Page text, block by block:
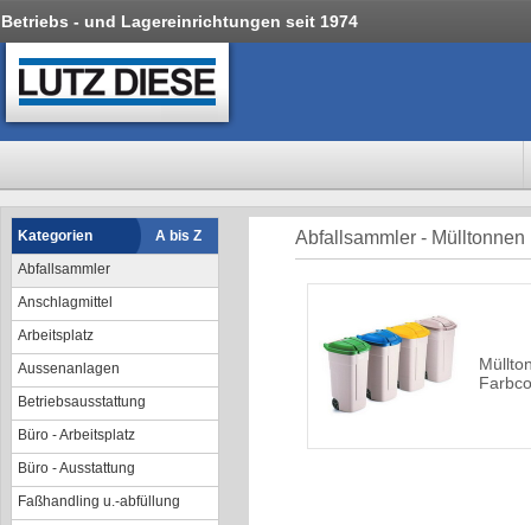
Betriebs - und Lagereinrichtungen seit 1974
Kategorien
A bis Z
Abfallsammler
Anschlagmittel
Arbeitsplatz
Aussenanlagen
Betriebsausstattung
Büro - Arbeitsplatz
Büro - Ausstattung
Faßhandling u.-abfüllung
Abfallsammler - Mülltonnen